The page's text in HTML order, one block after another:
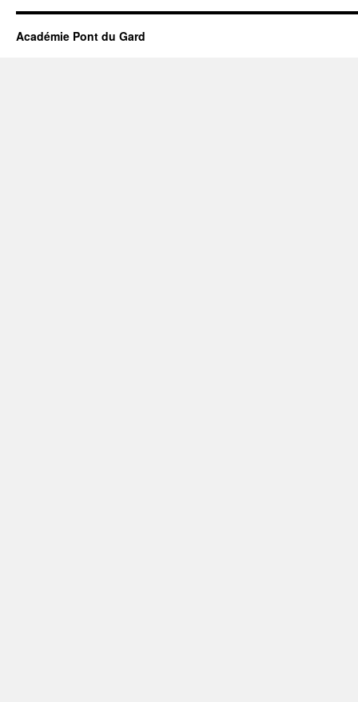
Académie Pont du Gard